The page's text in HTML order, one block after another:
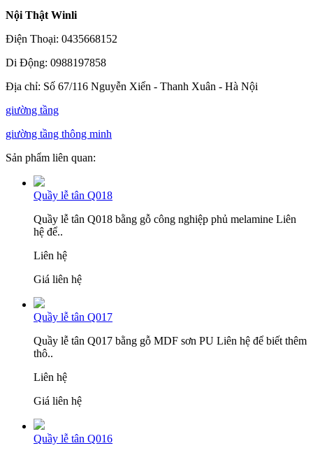
Nội Thật Winli
Điện Thoại: 0435668152
Di Động: 0988197858
Địa chỉ: Số 67/116 Nguyễn Xiển - Thanh Xuân - Hà Nội
giường tầng
giường tầng thông minh
Sản phẩm liên quan:
Quầy lễ tân Q018
Quầy lễ tân Q018 bằng gỗ công nghiệp phủ melamine Liên
hệ để..
Liên hệ
Giá liên hệ
Quầy lễ tân Q017
Quầy lễ tân Q017 bằng gỗ MDF sơn PU Liên hệ để biết thêm
thô..
Liên hệ
Giá liên hệ
Quầy lễ tân Q016